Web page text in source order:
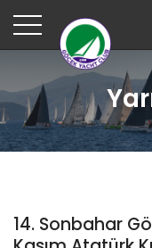
14. Sonbahar